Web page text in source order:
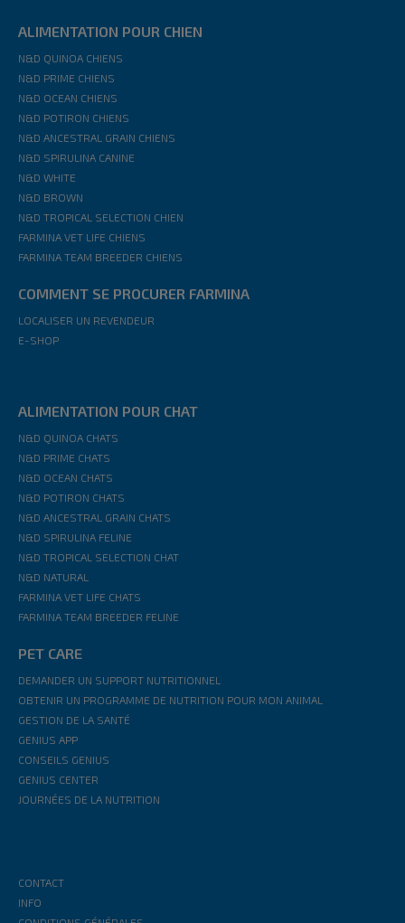
ALIMENTATION POUR CHIEN
N&D QUINOA CHIENS
N&D PRIME CHIENS
N&D OCEAN CHIENS
N&D POTIRON CHIENS
N&D ANCESTRAL GRAIN CHIENS
N&D SPIRULINA CANINE
N&D WHITE
N&D BROWN
N&D TROPICAL SELECTION CHIEN
FARMINA VET LIFE CHIENS
FARMINA TEAM BREEDER CHIENS
COMMENT SE PROCURER FARMINA
LOCALISER UN REVENDEUR
E-SHOP
ALIMENTATION POUR CHAT
N&D QUINOA CHATS
N&D PRIME CHATS
N&D OCEAN CHATS
N&D POTIRON CHATS
N&D ANCESTRAL GRAIN CHATS
N&D SPIRULINA FELINE
N&D TROPICAL SELECTION CHAT
N&D NATURAL
FARMINA VET LIFE CHATS
FARMINA TEAM BREEDER FELINE
PET CARE
DEMANDER UN SUPPORT NUTRITIONNEL
OBTENIR UN PROGRAMME DE NUTRITION POUR MON ANIMAL
GESTION DE LA SANTÉ
GENIUS APP
CONSEILS GENIUS
GENIUS CENTER
JOURNÉES DE LA NUTRITION
CONTACT
INFO